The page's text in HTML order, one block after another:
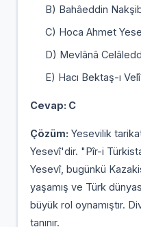
B) Bahâeddin
C) Hoca Ahmet
D) Mevlânâ
E) Hacı Bektaş-ı Velî
Cevap: C
Çözüm: Yesevilik
Yesevî'dir. "Pîr-i
Yesevî, bugünkü
yaşamış ve Türk
büyük rol oynamıştır.
tanınır.